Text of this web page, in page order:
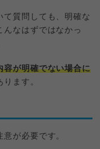
質問しても、明確な
なはずではなかっ
容が明確でない場合に
ります。
が必要です。